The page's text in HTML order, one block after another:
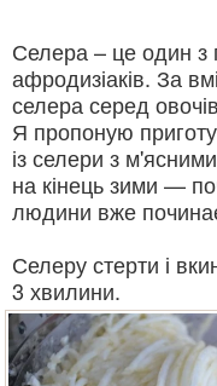
Селера – це один з
афродизіаків. За
селера серед
Я пропоную
із селери з
на кінець зими —
людини вже
Селеру стерти і
3 хвилини.